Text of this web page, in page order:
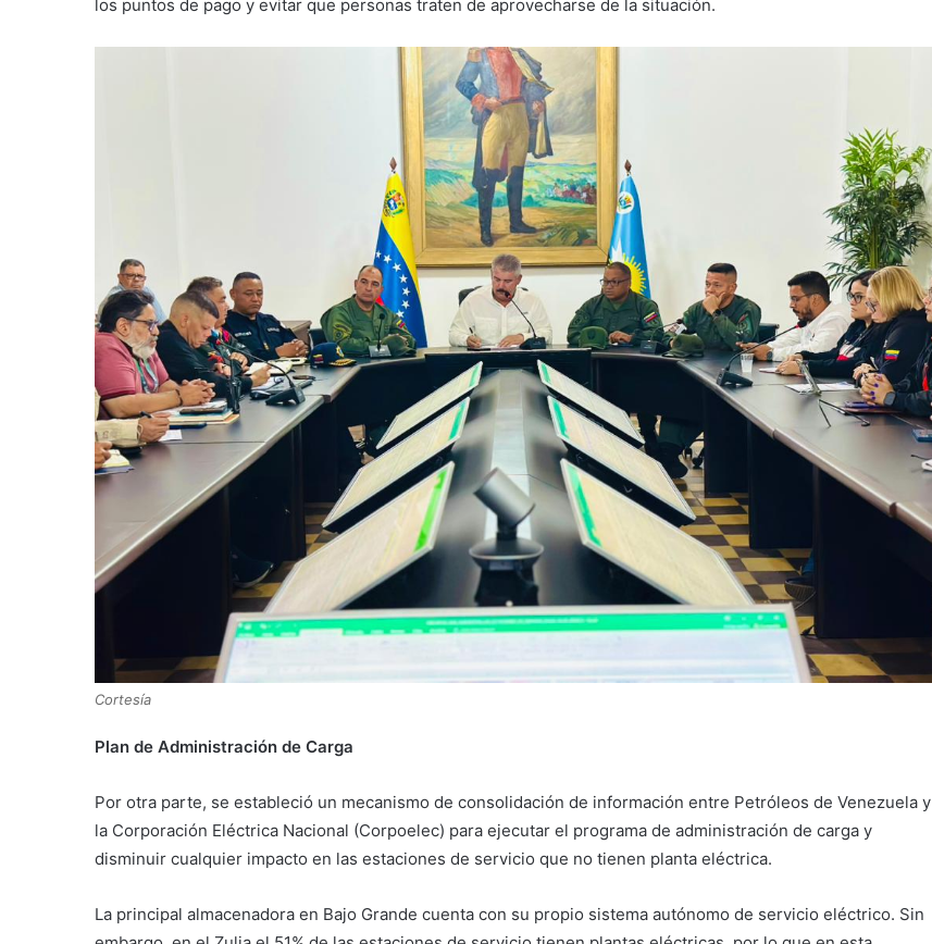
los puntos de pago y evitar que personas traten de aprovecharse de la situación.
Cortesía
Plan de Administración de Carga
Por otra parte, se estableció un mecanismo de consolidación de información entre Petróleos de Venezuela y
la Corporación Eléctrica Nacional (Corpoelec) para ejecutar el programa de administración de carga y
disminuir cualquier impacto en las estaciones de servicio que no tienen planta eléctrica.
La principal almacenadora en Bajo Grande cuenta con su propio sistema autónomo de servicio eléctrico. Sin